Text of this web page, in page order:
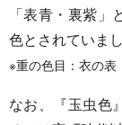
「表青・裏紫
色とされていまし
※重の色目：衣の表
なお、『玉虫色